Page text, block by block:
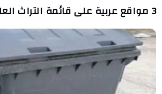
3 مواقع عربية على قائمة التراث العالمي المهدد بالخطر